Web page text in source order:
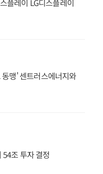
플레이 LG디스플레이
맹' 센트러스에너지와
조 투자 결정